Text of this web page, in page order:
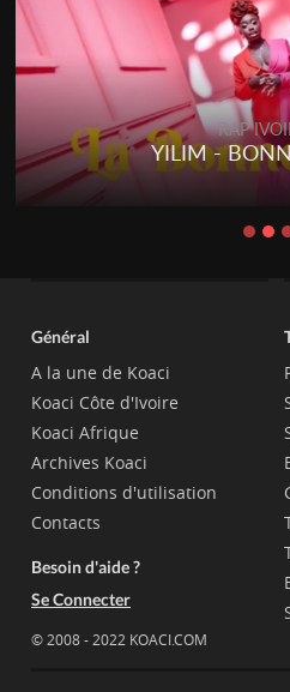
RAP
YILIM -
Général
A la une de Koaci
Koaci Côte d'Ivoire
Koaci Afrique
Archives Koaci
Conditions d'utilisation
Contacts
Besoin d'aide ?
Se Connecter
© 2008 - 2022 KOACI.COM